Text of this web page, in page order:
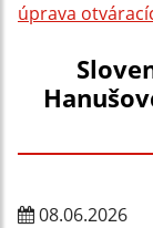
úprava
08.06.2026